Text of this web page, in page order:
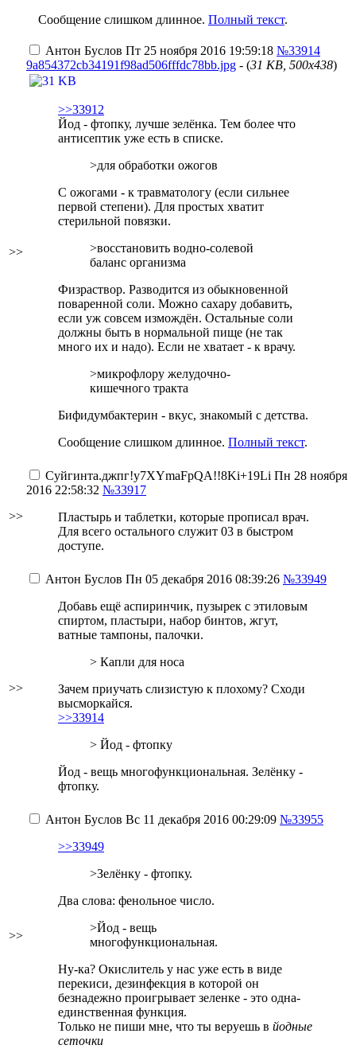
Сообщение слишком длинное. Полный текст.
>>
Антон Буслов Пт 25 ноября 2016 19:59:18 №33914
9a854372cb34191f98ad506fffdc78bb.jpg - (31 KB, 500x438)
>>33912
Йод - фтопку, лучше зелёнка. Тем более что
антисептик уже есть в списке.
>для обработки ожогов
С ожогами - к травматологу (если сильнее
первой степени). Для простых хватит
стерильной повязки.
>восстановить водно-солевой
баланс организма
Физраствор. Разводится из обыкновенной
поваренной соли. Можно сахару добавить,
если уж совсем измождён. Остальные соли
должны быть в нормальной пище (не так
много их и надо). Если не хватает - к врачу.
>микрофлору желудочно-
кишечного тракта
Бифидумбактерин - вкус, знакомый с детства.
Сообщение слишком длинное. Полный текст.
>>
Суйгинта.джпг!y7XYmaFpQA!!8Ki+19Li Пн 28 ноября
2016 22:58:32 №33917
Пластырь и таблетки, которые прописал врач.
Для всего остального служит 03 в быстром
доступе.
>>
Антон Буслов Пн 05 декабря 2016 08:39:26 №33949
Добавь ещё аспиринчик, пузырек с этиловым
спиртом, пластыри, набор бинтов, жгут,
ватные тампоны, палочки.
> Капли для носа
Зачем приучать слизистую к плохому? Сходи
высморкайся.
>>33914
> Йод - фтопку
Йод - вещь многофункциональная. Зелёнку -
фтопку.
>>
Антон Буслов Вс 11 декабря 2016 00:29:09 №33955
>>33949
>Зелёнку - фтопку.
Два слова: фенольное число.
>Йод - вещь
многофункциональная.
Ну-ка? Окислитель у нас уже есть в виде
перекиси, дезинфекция в которой он
безнадежно проигрывает зеленке - это одна-
единственная функция.
Только не пиши мне, что ты веруешь в йодные
сеточки